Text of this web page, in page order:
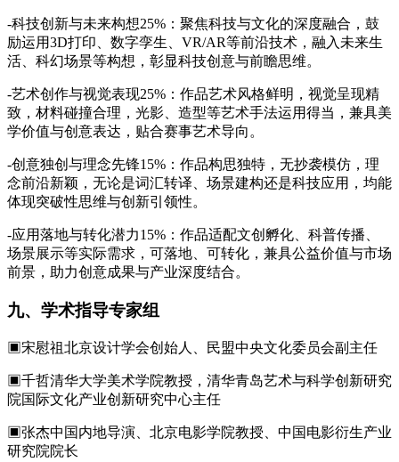
-科技创新与未来构想25%：聚焦科技与文化的深度融合，鼓
励运用3D打印、数字孪生、VR/AR等前沿技术，融入未来生
活、科幻场景等构想，彰显科技创意与前瞻思维。
-艺术创作与视觉表现25%：作品艺术风格鲜明，视觉呈现精
致，材料碰撞合理，光影、造型等艺术手法运用得当，兼具美
学价值与创意表达，贴合赛事艺术导向。
-创意独创与理念先锋15%：作品构思独特，无抄袭模仿，理
念前沿新颖，无论是词汇转译、场景建构还是科技应用，均能
体现突破性思维与创新引领性。
-应用落地与转化潜力15%：作品适配文创孵化、科普传播、
场景展示等实际需求，可落地、可转化，兼具公益价值与市场
前景，助力创意成果与产业深度结合。
九、学术指导专家组
▣宋慰祖北京设计学会创始人、民盟中央文化委员会副主任
▣千哲清华大学美术学院教授，清华青岛艺术与科学创新研究
院国际文化产业创新研究中心主任
▣张杰中国内地导演、北京电影学院教授、中国电影衍生产业
研究院院长